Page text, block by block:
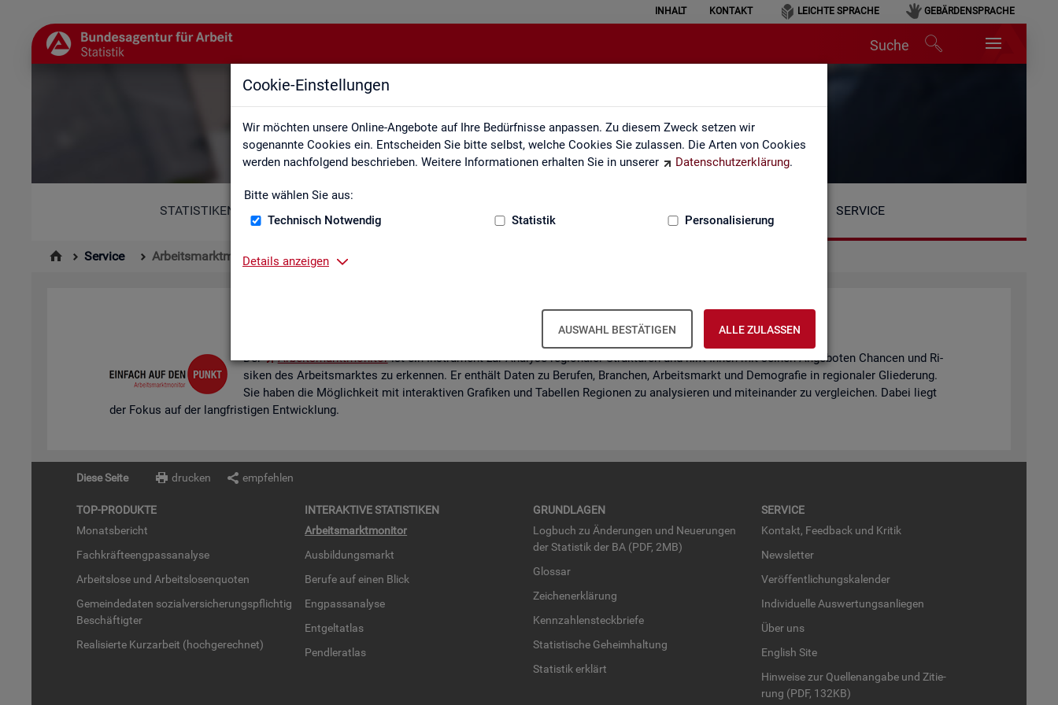
Cookie-Einstellungen
Wir möchten unsere Online-Angebote auf Ihre Bedürfnisse anpassen. Zu diesem Zweck setzen wir
sogenannte Cookies ein. Entscheiden Sie bitte selbst, welche Cookies Sie zulassen. Die Arten von Cookies
werden nachfolgend beschrieben. Weitere Informationen erhalten Sie in unserer
Datenschutzerklärung.
Bitte wählen Sie aus:
Technisch Notwendig
Statistik Personalisierung
Details anzeigen
AUSWAHL BESTÄTIGEN ALLE ZULASSEN
INHALT KONTAKT LEICHTE SPRACHE GEBÄRDENSPRACHE
Suche
Arbeitsmarktmonitor
STATISTIKEN SERVICE
Service Arbeitsmarktmonitor
Ar­beits­markt­mo­ni­tor
Der Ar­beits­markt­mo­ni­torist ein In­stru­ment zur Ana­ly­se re­gio­na­ler Struk­tu­ren und hilft Ihnen mit sei­nen An­ge­bo­ten Chan­cen und Ri­
si­ken des Ar­beits­mark­tes zu er­ken­nen. Er ent­hält Daten zu Be­ru­fen, Bran­chen, Ar­beits­markt und De­mo­gra­fie in re­gio­na­ler Glie­de­rung.
Sie haben die Mög­lich­keit mit in­ter­ak­ti­ven Gra­fi­ken und Ta­bel­len Re­gio­nen zu ana­ly­sie­ren und mit­ein­an­der zu ver­glei­chen. Dabei liegt
der Fokus auf der lang­fris­ti­gen Ent­wick­lung.
Diese Seite drucken empfehlen
TOP-PRO­DUK­TE
Mo­nats­be­richt
Fach­kräf­te­eng­pass­ana­ly­se
Ar­beits­lo­se und Ar­beits­lo­sen­quo­ten
Ge­mein­de­da­ten so­zi­al­ver­si­che­rungs­pflich­tig
Be­schäf­tig­ter
Rea­li­sier­te Kurz­ar­beit (hoch­ge­rech­net)
IN­TER­AK­TI­VE STA­TIS­TI­KEN
Ar­beits­markt­mo­ni­tor
Aus­bil­dungs­markt
Be­ru­fe auf einen Blick
Eng­pass­ana­ly­se
Ent­gel­t­at­las
Pend­ler­at­las
GRUND­LA­GEN
Log­buch zu Än­de­run­gen und Neue­run­gen
der Sta­tis­tik der BA (PDF, 2MB)
Glos­sar
Zei­chen­er­klä­rung
Kenn­zah­len­steck­brie­fe
Sta­tis­ti­sche Ge­heim­hal­tung
Sta­tis­tik er­klärt
SER­VICE
Kon­takt, Feed­back und Kri­tik
News­let­ter
Ver­öf­fent­li­chungs­ka­len­der
In­di­vi­du­el­le Aus­wer­tungs­an­lie­gen
Über uns
English Site
Hin­wei­se zur Quel­len­an­ga­be und Zi­tie­
rung (PDF, 132KB)